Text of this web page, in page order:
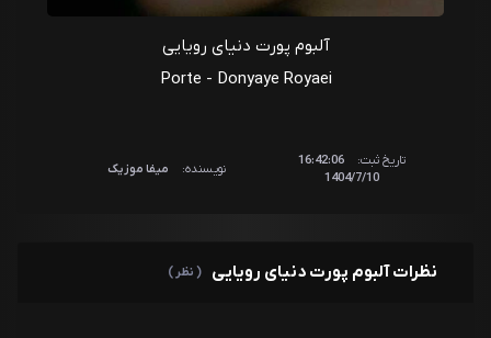
آلبوم پورت دنیای رویایی
Porte - Donyaye Royaei
تاریخ ثبت:
16:42:06
1404/7/10
نویسنده: میفا موزیک
نظرات آلبوم پورت دنیای رویایی ( نظر )